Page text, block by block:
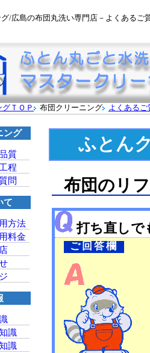
/広島の布団丸洗い専門店－よくあるご
ＴＯＰ 布団クリーニング よくあるご
ふとん
布団のリ
打ち直しで
ご回答欄
ング
質
程
問
て
方法
料金
識
識